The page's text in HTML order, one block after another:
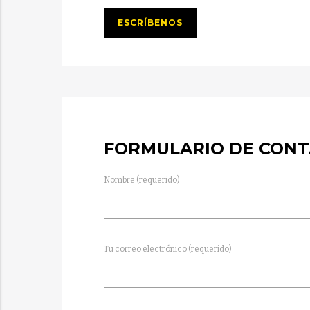
ESCRÍBENOS
FORMULARIO DE
Nombre (requerido)
Tu correo electrónico (requerido)